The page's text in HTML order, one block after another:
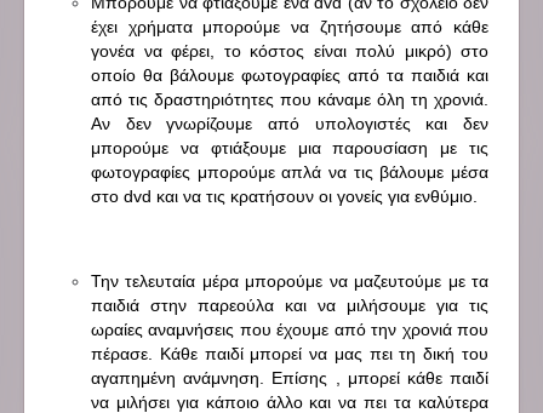
έχει χρήματα μπορούμε να ζητήσουμε από κάθε
γονέα να φέρει, το κόστος είναι πολύ μικρό) στο
οποίο θα βάλουμε φωτογραφίες από τα παιδιά και
από τις δραστηριότητες που κάναμε όλη τη χρονιά.
Αν δεν γνωρίζουμε από υπολογιστές και δεν
μπορούμε να φτιάξουμε μια παρουσίαση με τις
φωτογραφίες μπορούμε απλά να τις βάλουμε μέσα
στο dvd και να τις κρατήσουν οι γονείς για ενθύμιο.
Την τελευταία μέρα μπορούμε να μαζευτούμε με τα
παιδιά στην παρεούλα και να μιλήσουμε για τις
ωραίες αναμνήσεις που έχουμε από την χρονιά που
πέρασε. Κάθε παιδί μπορεί να μας πει τη δική του
αγαπημένη ανάμνηση. Επίσης , μπορεί κάθε παιδί
να μιλήσει για κάποιο άλλο και να πει τα καλύτερα